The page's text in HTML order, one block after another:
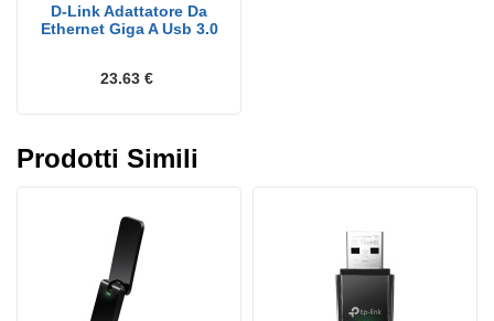
D-Link Adattatore Da
Ethernet Giga A Usb 3.0
23.63 €
Prodotti Simili